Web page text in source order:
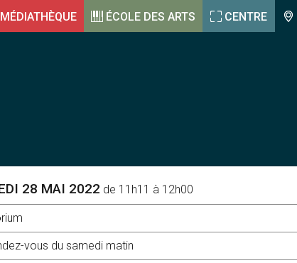
MÉDIATHÈQUE ÉCOLE DES ARTS CENTRE
28 MAI 2022 de 11h11 à 12h00
vous du samedi matin